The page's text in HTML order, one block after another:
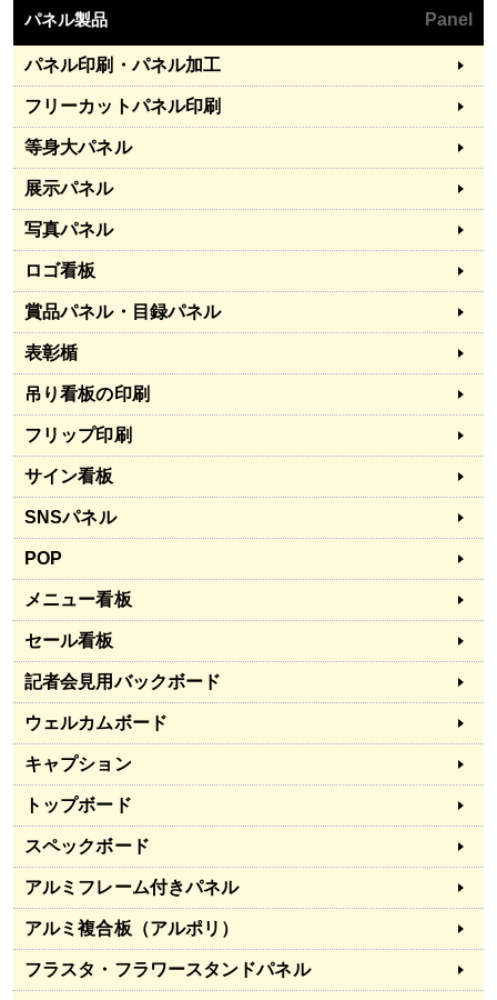
パネル製品 Panel
パネル印刷・パネル加工
フリーカットパネル印刷
等身大パネル
展示パネル
写真パネル
ロゴ看板
賞品パネル・目録パネル
表彰楯
吊り看板の印刷
フリップ印刷
サイン看板
SNSパネル
POP
メニュー看板
セール看板
記者会見用バックボード
ウェルカムボード
キャプション
トップボード
スペックボード
アルミフレーム付きパネル
アルミ複合板（アルポリ）
フラスタ・フラワースタンドパネル